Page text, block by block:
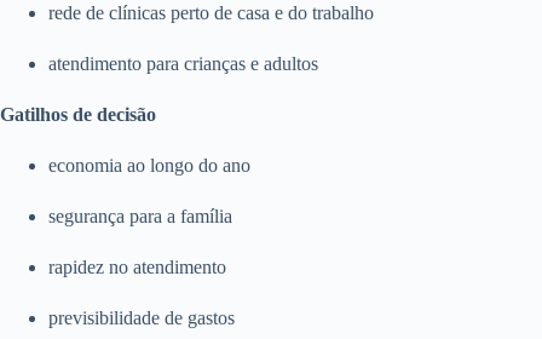
rede de clínicas perto de casa e do trabalho
atendimento para crianças e adultos
Gatilhos de decisão
economia ao longo do ano
segurança para a família
rapidez no atendimento
previsibilidade de gastos